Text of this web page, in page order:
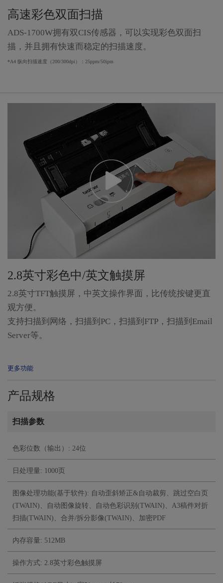
高速彩色双面扫描
ADS-1700W拥有双CIS传感器，可以实现彩色双面扫
描，并且拥有快速而稳定的扫描速度。
*A4 纵向扫描速度（200/300dpi）：25ppm/50ipm
2.8英寸彩色中/英文触摸屏
2.8英寸TFT触摸屏，中英文操作界面，比传统按键更直
观方便。
支持扫描到网络，扫描到PC，扫描到FTP，扫描到Email
Server等。
产品规格
扫描参数
色彩位数（输出）: 24位
日处理量: 1000页
图像处理功能(基于软件): 自动歪斜矫正&自动裁剪、跳过空白页
(TWAIN)、自动图像旋转、自动色彩识别(TWAIN)、A3稿件对折
扫描(TWAIN)、合并/拆分影像(TWAIN)、加密PDF
内存容量: 512MB
操作方式: 2.8英寸彩色触摸屏